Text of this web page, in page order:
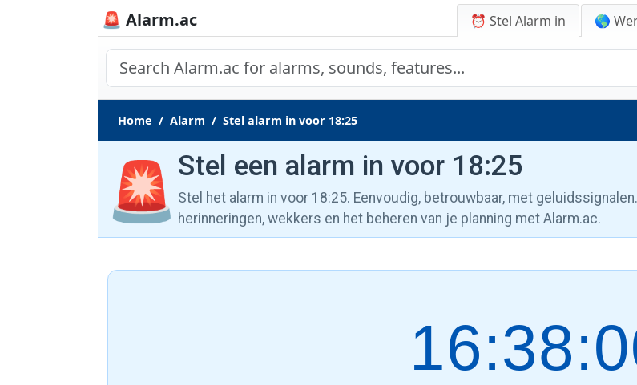
🚨 Alarm.ac ⏰ Stel Alarm in 🌎
Home Alarm Stel alarm in voor 18:25
🚨 Stel een alarm in voor 18:25
Stel het alarm in voor 18:25. Eenvoudig, betrouwbaar, met
herinneringen, wekkers en het beheren van je planning met Alarm.ac.